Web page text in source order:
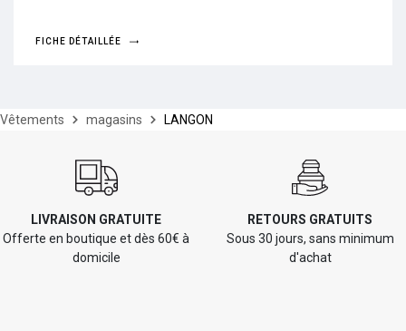
FICHE DÉTAILLÉE
Vêtements magasins LANGON
LIVRAISON GRATUITE
Offerte en boutique et dès 60€ à
domicile
RETOURS GRATUITS
Sous 30 jours, sans minimum
d'achat